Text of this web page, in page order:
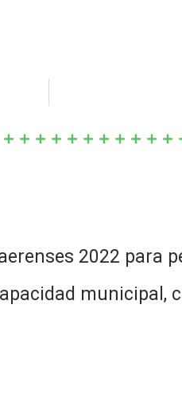
2022 para
municipal,